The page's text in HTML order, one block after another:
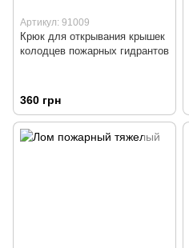
Артикул: 91009
Крюк для открывания крышек
колодцев пожарных гидрантов
360 грн